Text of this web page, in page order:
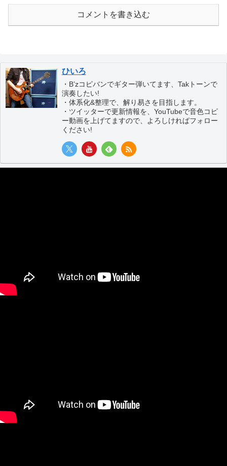
コメントを書き込む
ひいろ
・B’zコピバンでギター弾いてます、Takトーンで
演奏したい!
・体系化&整理で、解り易さを目指します。
・ツイッターで更新情報を、YouTubeで音色コピ
ー動画を上げてますので、よろしければフォロー
ください!